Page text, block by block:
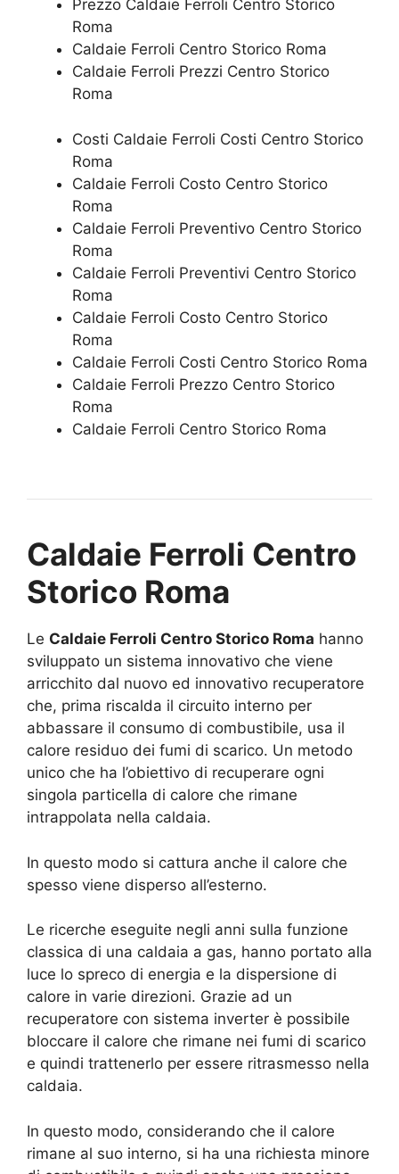
Prezzo Caldaie Ferroli Centro Storico
Roma
Caldaie Ferroli Centro Storico Roma
Caldaie Ferroli Prezzi Centro Storico
Roma
Costi Caldaie Ferroli Costi Centro Storico
Roma
Caldaie Ferroli Costo Centro Storico
Roma
Caldaie Ferroli Preventivo Centro Storico
Roma
Caldaie Ferroli Preventivi Centro Storico
Roma
Caldaie Ferroli Costo Centro Storico
Roma
Caldaie Ferroli Costi Centro Storico Roma
Caldaie Ferroli Prezzo Centro Storico
Roma
Caldaie Ferroli Centro Storico Roma
Caldaie Ferroli Centro
Storico Roma
Le Caldaie Ferroli Centro Storico Roma hanno
sviluppato un sistema innovativo che viene
arricchito dal nuovo ed innovativo recuperatore
che, prima riscalda il circuito interno per
abbassare il consumo di combustibile, usa il
calore residuo dei fumi di scarico. Un metodo
unico che ha l’obiettivo di recuperare ogni
singola particella di calore che rimane
intrappolata nella caldaia.
In questo modo si cattura anche il calore che
spesso viene disperso all’esterno.
Le ricerche eseguite negli anni sulla funzione
classica di una caldaia a gas, hanno portato alla
luce lo spreco di energia e la dispersione di
calore in varie direzioni. Grazie ad un
recuperatore con sistema inverter è possibile
bloccare il calore che rimane nei fumi di scarico
e quindi trattenerlo per essere ritrasmesso nella
caldaia.
In questo modo, considerando che il calore
rimane al suo interno, si ha una richiesta minore